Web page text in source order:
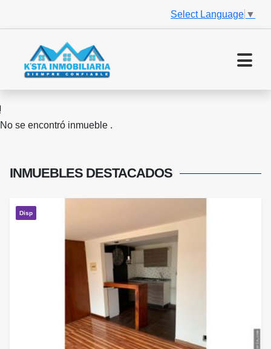
Select Language ▼
No se encontró inmueble .
INMUEBLES DESTACADOS
Disp